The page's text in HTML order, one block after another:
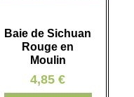
Baie de Sichuan
Rouge en
Moulin
4,85 €